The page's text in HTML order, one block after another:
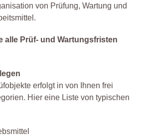
von Prüfung, Wartung und
alle Prüf- und Wartungsfristen
erfolgt in von Ihnen frei
Hier eine Liste von typischen